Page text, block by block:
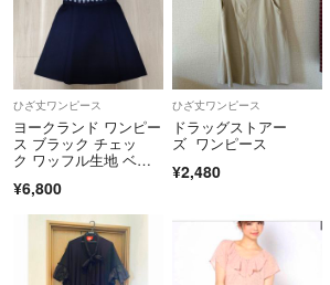
ひざ丈ワンピース
ヨークランド ワンピー
ス ブラック チェッ
ク ワッフル生地 ベル
¥6,800
ひざ丈ワンピース
ドラッグストアー
ズ ワンピース
¥2,480